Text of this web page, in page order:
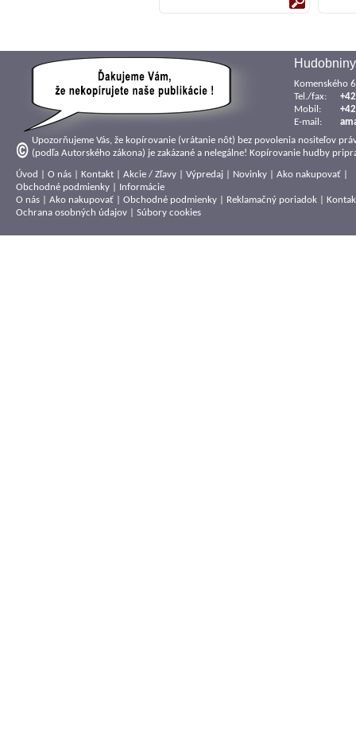
Upozorňujeme Vás, že kopírovanie (vrátanie nôt) bez povolenia nositeľov
(podľa Autorského zákona) je zakázané a nelegálne! Kopírovanie hudby
Komenského
Tel./fax:
Mobil:
E-mail:
Úvod O nás Kontakt Akcie / Zľavy Výpredaj Novinky Ako nakupovať
Obchodné podmienky
Informácie
O nás
Ako nakupovať Obchodné podmienky Reklamačný poriadok
Ochrana osobných údajov
Súbory cookies